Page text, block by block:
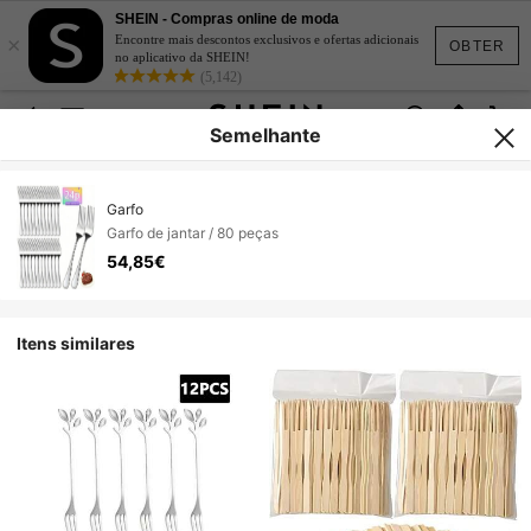
OBTER
×
SHEIN - Compras online de moda
Encontre mais descontos exclusivos e ofertas adicionais
no aplicativo da SHEIN!
(5,142)
Semelhante
Garfo
Garfo de jantar / 80 peças
54,85€
Itens similares